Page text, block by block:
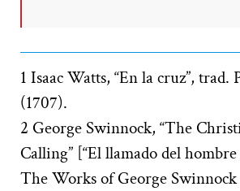
1 Isaac Watts, “En la cruz”, trad.
(1707).
2 George Swinnock, “The
Calling” [“El llamado del
The Works of George Swinnock